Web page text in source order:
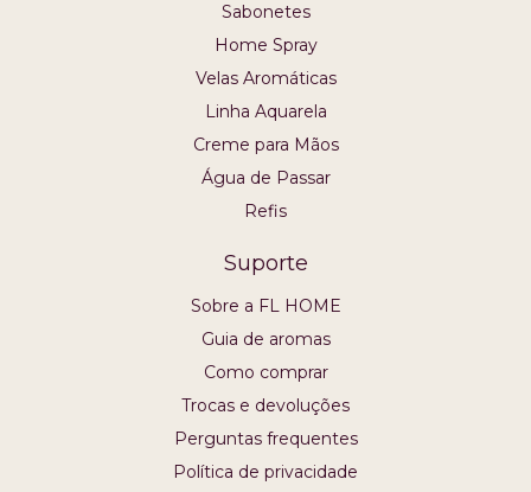
Sabonetes
Home Spray
Velas Aromáticas
Linha Aquarela
Creme para Mãos
Água de Passar
Refis
Suporte
Sobre a FL HOME
Guia de aromas
Como comprar
Trocas e devoluções
Perguntas frequentes
Política de privacidade